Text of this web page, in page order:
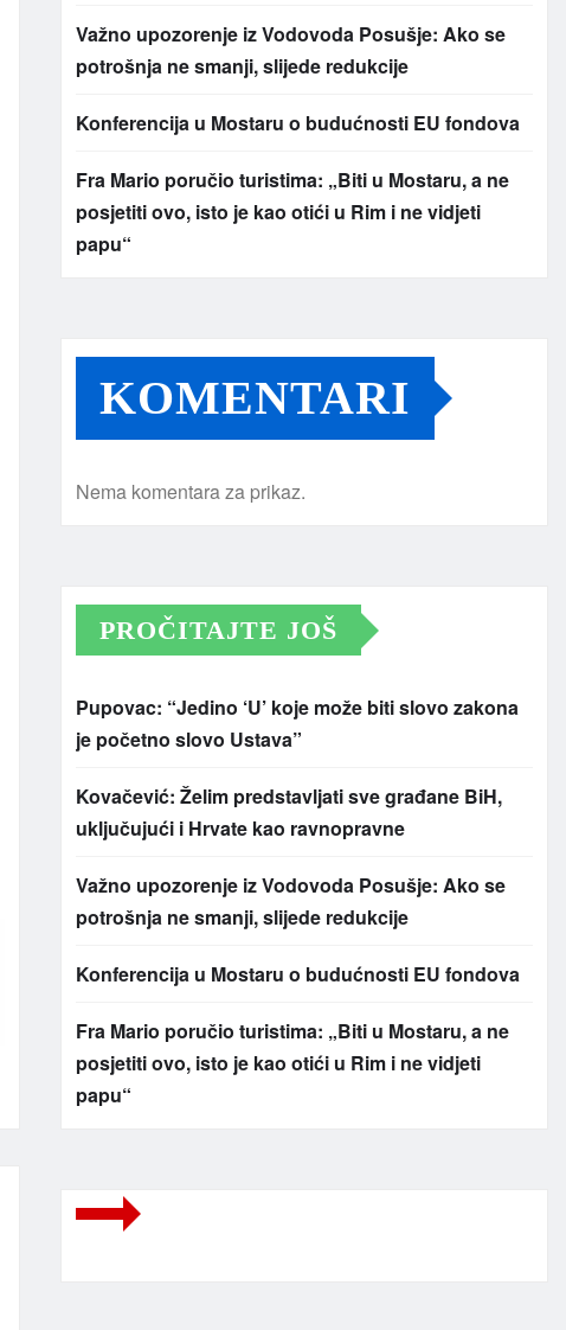
Važno upozorenje iz Vodovoda Posušje: Ako se
potrošnja ne smanji, slijede redukcije
Konferencija u Mostaru o budućnosti EU fondova
Fra Mario poručio turistima: „Biti u Mostaru, a ne
posjetiti ovo, isto je kao otići u Rim i ne vidjeti
papu“
KOMENTARI
Nema komentara za prikaz.
PROČITAJTE JOŠ
Pupovac: “Jedino ‘U’ koje može biti slovo zakona
je početno slovo Ustava”
Kovačević: Želim predstavljati sve građane BiH,
uključujući i Hrvate kao ravnopravne
Važno upozorenje iz Vodovoda Posušje: Ako se
potrošnja ne smanji, slijede redukcije
Konferencija u Mostaru o budućnosti EU fondova
Fra Mario poručio turistima: „Biti u Mostaru, a ne
posjetiti ovo, isto je kao otići u Rim i ne vidjeti
papu“